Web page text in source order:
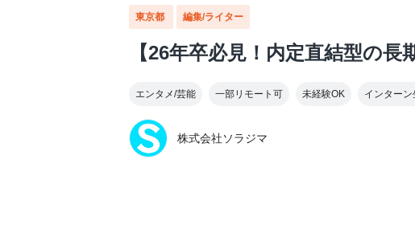
東京都 編集/ライター
【26年卒必見！内定直結型の
エンタメ/芸能 一部リモート可 未経験OK インター
株式会社ソラジマ